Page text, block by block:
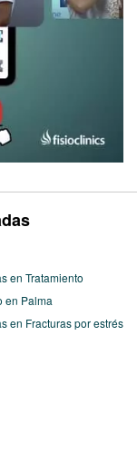
en Tratamiento
en Palma
en Fracturas por estrés